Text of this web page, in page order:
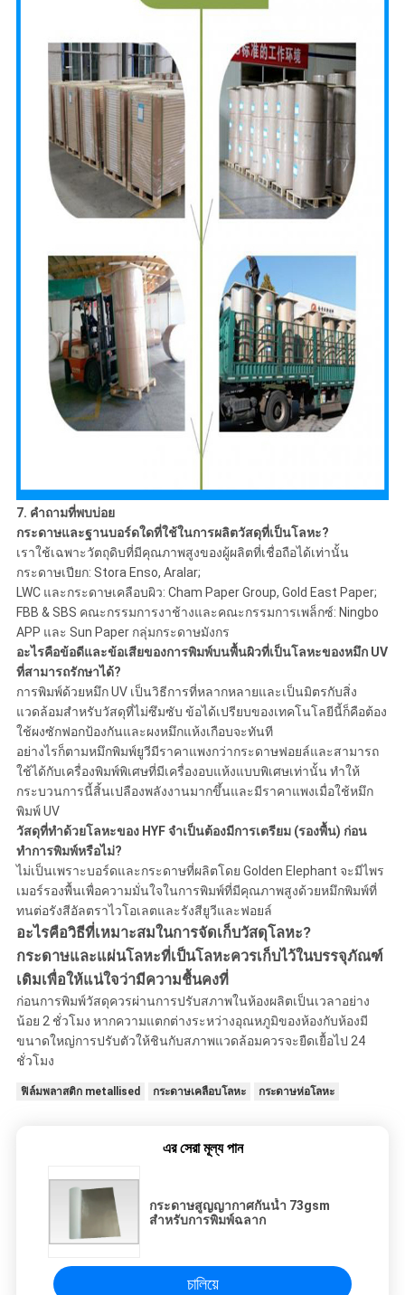
7. คำถามที่พบบ่อย
กระดาษและฐานบอร์ดใดที่ใช้ในการผลิตวัสดุที่เป็นโลหะ?
เราใช้เฉพาะวัตถุดิบที่มีคุณภาพสูงของผู้ผลิตที่เชื่อถือได้เท่านั้น
กระดาษเปียก: Stora Enso, Aralar;
LWC และกระดาษเคลือบผิว: Cham Paper Group, Gold East Paper;
FBB & SBS คณะกรรมการงาช้างและคณะกรรมการเพล็กซ์: Ningbo
APP และ Sun Paper กลุ่มกระดาษมังกร
อะไรคือข้อดีและข้อเสียของการพิมพ์บนพื้นผิวที่เป็นโลหะของหมึก UV
ที่สามารถรักษาได้?
การพิมพ์ด้วยหมึก UV เป็นวิธีการที่หลากหลายและเป็นมิตรกับสิ่ง
แวดล้อมสำหรับวัสดุที่ไม่ซึมซับ ข้อได้เปรียบของเทคโนโลยีนี้ก็คือต้อง
ใช้ผงซักฟอกป้องกันและผงหมึกแห้งเกือบจะทันที
อย่างไรก็ตามหมึกพิมพ์ยูวีมีราคาแพงกว่ากระดาษฟอยล์และสามารถ
ใช้ได้กับเครื่องพิมพ์พิเศษที่มีเครื่องอบแห้งแบบพิเศษเท่านั้น ทำให้
กระบวนการนี้สิ้นเปลืองพลังงานมากขึ้นและมีราคาแพงเมื่อใช้หมึก
พิมพ์ UV
วัสดุที่ทำด้วยโลหะของ HYF จำเป็นต้องมีการเตรียม (รองพื้น) ก่อน
ทำการพิมพ์หรือไม่?
ไม่เป็นเพราะบอร์ดและกระดาษที่ผลิตโดย Golden Elephant จะมีไพร
เมอร์รองพื้นเพื่อความมั่นใจในการพิมพ์ที่มีคุณภาพสูงด้วยหมึกพิมพ์ที่
ทนต่อรังสีอัลตราไวโอเลตและรังสียูวีและฟอยล์
อะไรคือวิธีที่เหมาะสมในการจัดเก็บวัสดุโลหะ?
กระดาษและแผ่นโลหะที่เป็นโลหะควรเก็บไว้ในบรรจุภัณฑ์
เดิมเพื่อให้แน่ใจว่ามีความชื้นคงที่
ก่อนการพิมพ์วัสดุควรผ่านการปรับสภาพในห้องผลิตเป็นเวลาอย่าง
น้อย 2 ชั่วโมง หากความแตกต่างระหว่างอุณหภูมิของห้องกับห้องมี
ขนาดใหญ่การปรับตัวให้ชินกับสภาพแวดล้อมควรจะยืดเยื้อไป 24
ชั่วโมง
ฟิล์มพลาสติก metallised กระดาษเคลือบโลหะ กระดาษห่อโลหะ
এর সেরা মূল্য পান
กระดาษสูญญากาศกันน้ำ 73gsm
สำหรับการพิมพ์ฉลาก
চালিয়ে